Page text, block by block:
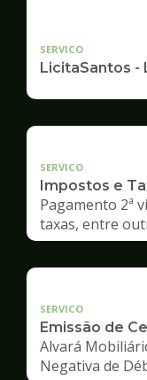
SERVICO
LicitaSantos -
SERVICO
Impostos e
Pagamento 2ª
taxas, entre
SERVICO
Emissão de
Alvará
Negativa de